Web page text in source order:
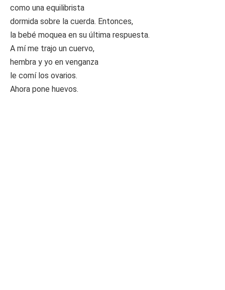
como una equilibrista
dormida sobre la cuerda. Entonces,
la bebé moquea en su última respuesta.
A mí me trajo un cuervo,
hembra y yo en venganza
le comí los ovarios.
Ahora pone huevos.